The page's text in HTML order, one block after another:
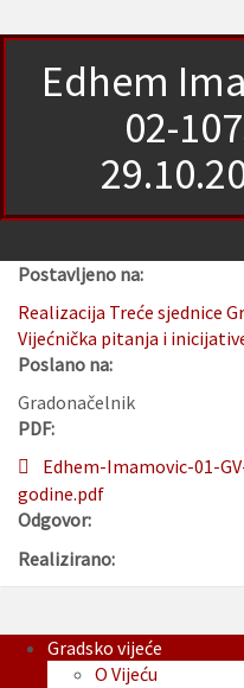
Edhem
02-
Postavljeno na:
Realizacija Treće sjednice
Vijećnička pitanja i
Poslano na:
Gradonačelnik
PDF:
Edhem-Imamovic-01-
godine.pdf
Odgovor:
Realizirano:
Gradsko vijeće
O Vijeću